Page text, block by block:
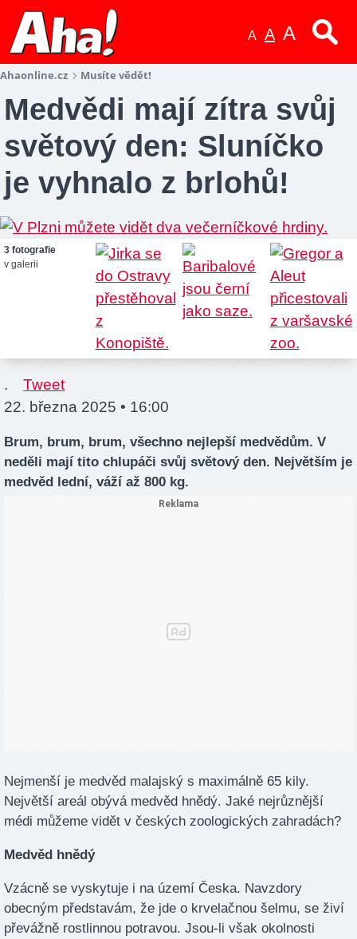
A A A
Ahaonline.cz Musíte vědět!
Medvědi mají zítra svůj
světový den: Sluníčko
je vyhnalo z brlohů!
3 fotografie
v galerii
.
Tweet
22. března 2025 • 16:00
Brum, brum, brum, všechno nejlepší medvědům. V
neděli mají tito chlupáči svůj světový den. Největším je
medvěd lední, váží až 800 kg.
Nejmenší je medvěd malajský s maximálně 65 kily.
Největší areál obývá medvěd hnědý. Jaké nejrůznější
médi můžeme vidět v českých zoologických zahradách?
Medvěd hnědý
Vzácně se vyskytuje i na území Česka. Navzdory
obecným představám, že jde o krvelačnou šelmu, se živí
převážně rostlinnou potravou. Jsou-li však okolnosti